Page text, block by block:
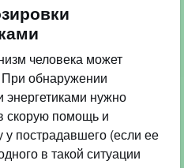
человека может
обнаружении
нужно
скорую помощь и
у пострадавшего (если ее
в такой ситуации